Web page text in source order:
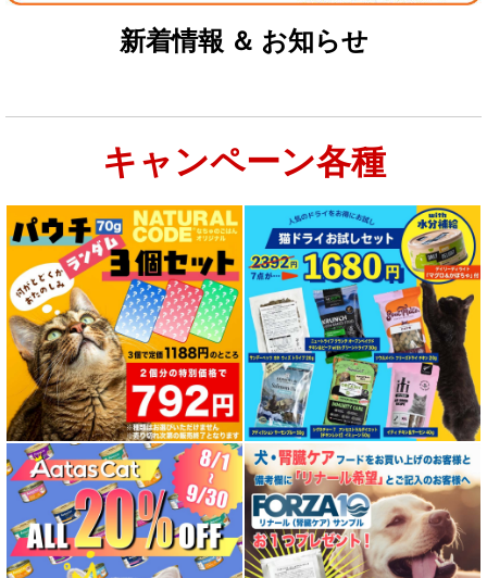
新着情報 ＆ お知らせ
キャンペーン各種